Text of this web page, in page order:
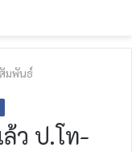
มพันธ์
ว ป.โท-